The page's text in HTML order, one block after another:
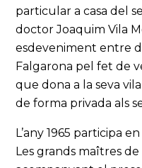
particular a casa del
doctor Joaquim Vila
esdeveniment entre
Falgarona pel fet de
que dona a la seva
de forma privada als
L’any 1965 participa
Les grands maîtres